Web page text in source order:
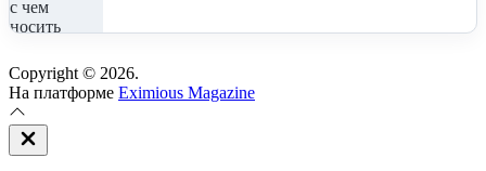
Copyright © 2026.
На платформе Eximious Magazine
Закрыть
вне